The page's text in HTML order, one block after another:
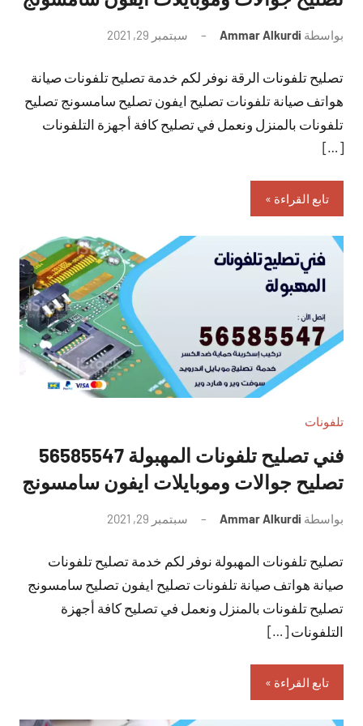
بواسطة Ammar Alkurdi سبتمبر 29, 2021
تعليقات
تصليح تلفونات الرقة نوفر لكم خدمة تصليح تلفونات صيانة
هواتف صيانة تلفونات تصليح ايفون تصليح سامسونج تصليح
تلفونات بالمنزل ونعمل في تصليح كافة أجهزة التلفونات
[…]
تابع القراءة
تلفونات
فني تصليح تلفونات المهبولة 56585547
تصليح جوالات وموبايلات ايفون سامسونج
بواسطة Ammar Alkurdi سبتمبر 29, 2021
تعليقات
تصليح تلفونات المهبولة نوفر لكم خدمة تصليح تلفونات
صيانة هواتف صيانة تلفونات تصليح ايفون تصليح سامسونج
تصليح تلفونات بالمنزل ونعمل في تصليح كافة أجهزة
التلفونات […]
تابع القراءة